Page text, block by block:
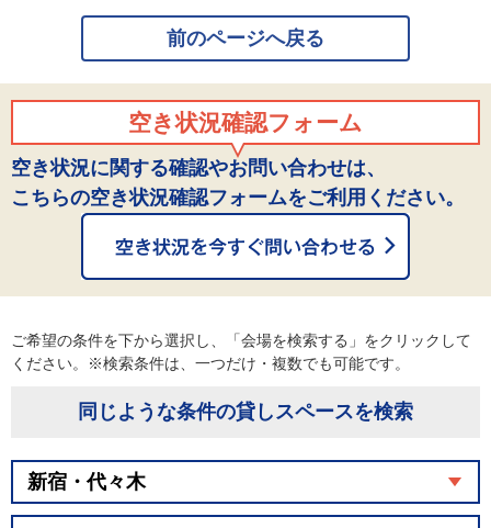
前のページへ戻る
空き状況確認フォーム
空き状況に関する確認やお問い合わせは、
こちらの空き状況確認フォームをご利用ください。
ご希望の条件を下から選択し、「会場を検索する」をクリックして
ください。※検索条件は、一つだけ・複数でも可能です。
同じような条件の貸しスペースを検索